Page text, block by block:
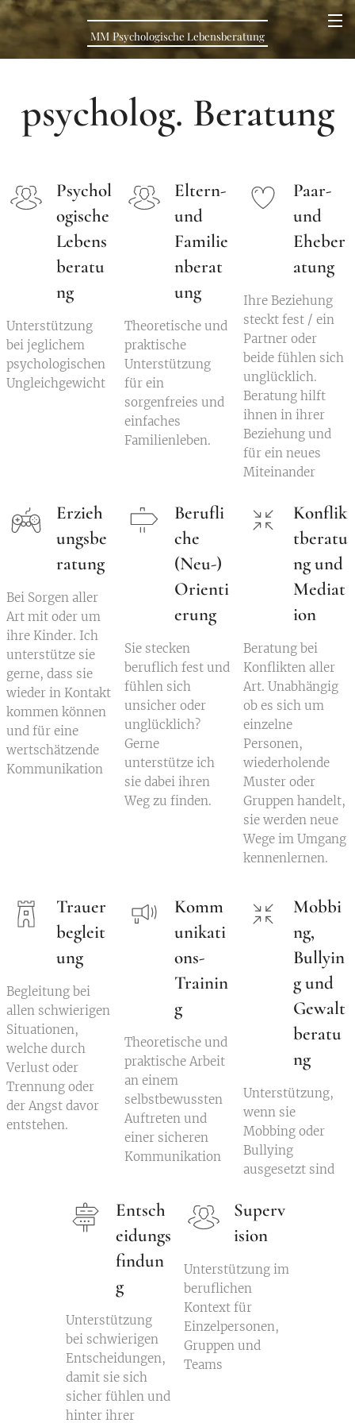
MM Psychologische Lebensberatung
psycholog. Beratung
Psychol
ogische
Lebens
beratu
ng
Unterstützung
bei jeglichem
psychologischen
Ungleichgewicht
Eltern-
und
Familie
nberat
ung
Theoretische und
praktische
Unterstützung
für ein
sorgenfreies und
einfaches
Familienleben.
Paar-
und
Eheber
atung
Ihre Beziehung
steckt fest / ein
Partner oder
beide fühlen sich
unglücklich.
Beratung hilft
ihnen in ihrer
Beziehung und
für ein neues
Miteinander
Erzieh
ungsbe
ratung
Bei Sorgen aller
Art mit oder um
ihre Kinder. Ich
unterstütze sie
gerne, dass sie
wieder in Kontakt
kommen können
und für eine
wertschätzende
Kommunikation
Berufli
che
(Neu-)
Orienti
erung
Sie stecken
beruflich fest und
fühlen sich
unsicher oder
unglücklich?
Gerne
unterstütze ich
sie dabei ihren
Weg zu finden.
Konflik
tberatu
ng und
Mediat
ion
Beratung bei
Konflikten aller
Art. Unabhängig
ob es sich um
einzelne
Personen,
wiederholende
Muster oder
Gruppen handelt,
sie werden neue
Wege im Umgang
kennenlernen.
Trauer
begleit
ung
Begleitung bei
allen schwierigen
Situationen,
welche durch
Verlust oder
Trennung oder
der Angst davor
entstehen.
Komm
unikati
ons-
Trainin
g
Theoretische und
praktische Arbeit
an einem
selbstbewussten
Auftreten und
einer sicheren
Kommunikation
Mobbi
ng,
Bullyin
g und
Gewalt
beratu
ng
Unterstützung,
wenn sie
Mobbing oder
Bullying
ausgesetzt sind
Entsch
eidungs
findun
g
Unterstützung
bei schwierigen
Entscheidungen,
damit sie sich
sicher fühlen und
hinter ihrer
Superv
ision
Unterstützung im
beruflichen
Kontext für
Einzelpersonen,
Gruppen und
Teams